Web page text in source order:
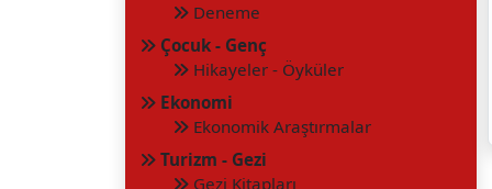
Deneme
Çocuk - Genç
Hikayeler - Öyküler
Ekonomi
Ekonomik Araştırmalar
Turizm - Gezi
Gezi Kitapları